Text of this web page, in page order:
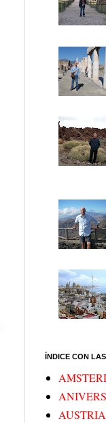
ÍNDICE CON